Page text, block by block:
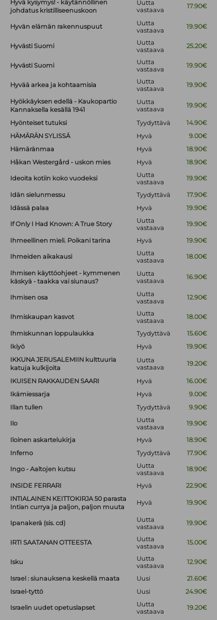
Hyvä kysymys! - käytännöllinen
johdatus kristilliseenuskoon
Uutta
vastaava
17.90€
Hyvän elämän rakennuspuut
Uutta
vastaava
19.90€
Hyvästi Suomi
Uutta
vastaava
25.20€
Hyvästi Suomi
Uutta
vastaava
19.90€
Hyvää arkea ja kohtaamisia
Uutta
vastaava
19.90€
Hyökkäyksen edellä - Kaukopartio
Kannaksella kesällä 1941
Uutta
vastaava
19.90€
Hyönteiset tutuksi Tyydyttävä
14.90€
HÄMÄRÄN SYLISSÄ
Hyvä
9.00€
Hämäränmaa
Hyvä
18.90€
Håkan Westergård - uskon mies
Hyvä 18.90€
Ideoita kotiin koko vuodeksi
Uutta
vastaava
19.90€
Idän sielunmessu Tyydyttävä
17.90€
Idässä palaa
Hyvä 19.90€
If Only I Had Known: A True Story
Uutta
vastaava
19.90€
Ihmeellinen mieli. Poikani tarina Hyvä 19.90€
Ihmeiden aikakausi
Uutta
vastaava
18.00€
Ihmisen käyttöohjeet - kymmenen
käskyä - taakka vai siunaus?
Uutta
vastaava
16.90€
Ihmisen osa
Uutta
vastaava
12.90€
Ihmiskaupan kasvot
Uutta
vastaava
18.00€
Ihmiskunnan loppulaukka Tyydyttävä
15.60€
Ikiyö
Hyvä
19.90€
IKKUNA JERUSALEMIIN kulttuuria
katuja kulkijoita
Uutta
vastaava
19.20€
IKUISEN RAKKAUDEN SAARI Hyvä
16.00€
Ikämiessarja
Hyvä
9.00€
Illan tullen
Tyydyttävä 9.90€
Ilo
Uutta
vastaava
19.90€
Iloinen askartelukirja Hyvä
18.90€
Inferno
Tyydyttävä 17.90€
Ingo - Aaltojen kutsu
Uutta
vastaava
18.90€
INSIDE FERRARI Hyvä
22.90€
INTIALAINEN KEITTOKIRJA 50 parasta
Intian currya ja paljon, paljon muuta
Hyvä 19.90€
Ipanakerä (sis. cd)
Uutta
vastaava
19.90€
IRTI SAATANAN OTTEESTA
Uutta
vastaava
15.00€
Isku
Uutta
vastaava
12.90€
Israel : siunauksena keskellä maata Uusi
21.60€
Israel-tyttö
Uusi 24.90€
Israelin uudet opetuslapset
Uutta
vastaava
19.20€